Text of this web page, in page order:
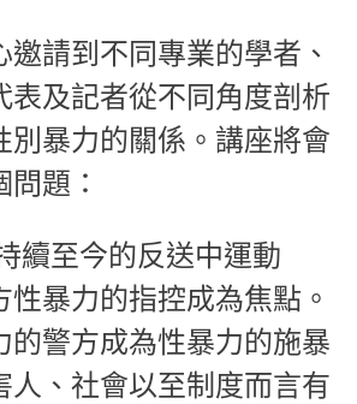
邀請到不同專業的學者、
表及記者從不同角度剖析
別暴力的關係。講座將會
題：
續至今的反送中運動
性暴力的指控成為焦點。
的警方成為性暴力的施暴
人、社會以至制度而言有